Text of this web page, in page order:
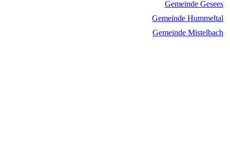
Gemeinde Gesees
Gemeinde Hummeltal
Gemeinde Mistelbach